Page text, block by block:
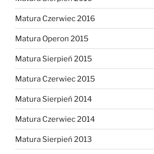
Matura Czerwiec 2016
Matura Operon 2015
Matura Sierpień 2015
Matura Czerwiec 2015
Matura Sierpień 2014
Matura Czerwiec 2014
Matura Sierpień 2013